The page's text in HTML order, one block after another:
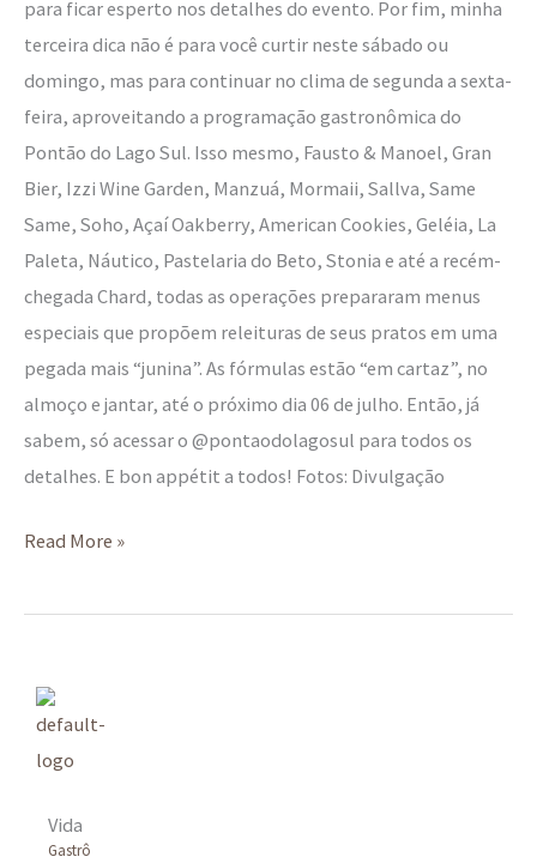
para ficar esperto nos detalhes do evento. Por fim, minha
terceira dica não é para você curtir neste sábado ou
domingo, mas para continuar no clima de segunda a sexta-
feira, aproveitando a programação gastronômica do
Pontão do Lago Sul. Isso mesmo, Fausto & Manoel, Gran
Bier, Izzi Wine Garden, Manzuá, Mormaii, Sallva, Same
Same, Soho, Açaí Oakberry, American Cookies, Geléia, La
Paleta, Náutico, Pastelaria do Beto, Stonia e até a recém-
chegada Chard, todas as operações prepararam menus
especiais que propõem releituras de seus pratos em uma
pegada mais “junina”. As fórmulas estão “em cartaz”, no
almoço e jantar, até o próximo dia 06 de julho. Então, já
sabem, só acessar o @pontaodolagosul para todos os
detalhes. E bon appétit a todos! Fotos: Divulgação
Read More »
Vida
Gastrô